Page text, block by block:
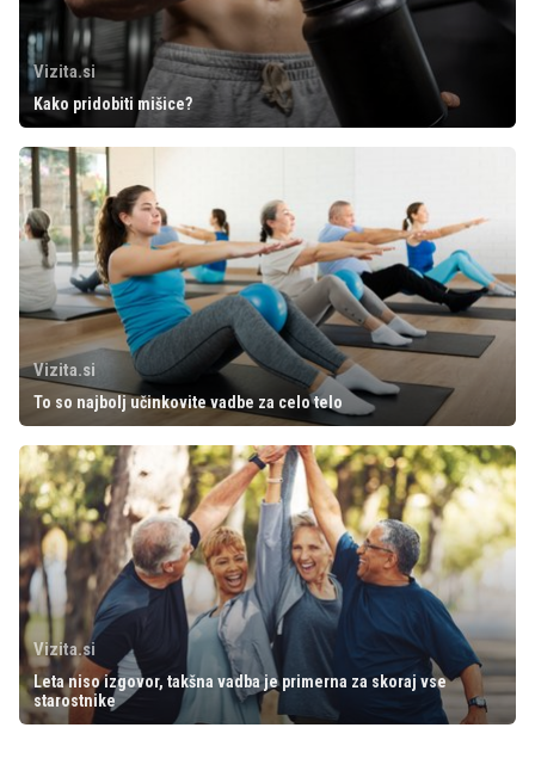
Vizita.si
Kako pridobiti mišice?
Vizita.si
To so najbolj učinkovite vadbe za celo telo
Vizita.si
Leta niso izgovor, takšna vadba je primerna za skoraj vse
starostnike